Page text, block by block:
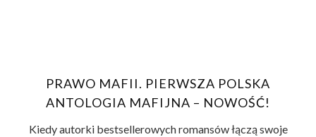
PRAWO MAFII. PIERWSZA POLSKA
ANTOLOGIA MAFIJNA – NOWOŚĆ!
Kiedy autorki bestsellerowych romansów łączą swoje